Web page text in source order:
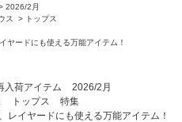
2026/2月
ス > トップス
ヤードにも使える万能アイテム！
入荷アイテム
2026/2月
トップス
特集
レイヤードにも使える万能アイテム！